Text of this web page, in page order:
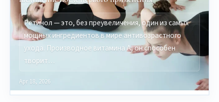
Ретинол — это, без преувеличения, один из самых
мощных ингредиентов в мире антивозрастного
ухода. Производное витамина A, он способен
творит…
Apr 18, 2026